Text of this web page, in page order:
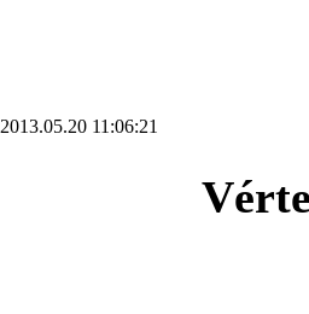
2013.05.20 11:06:21